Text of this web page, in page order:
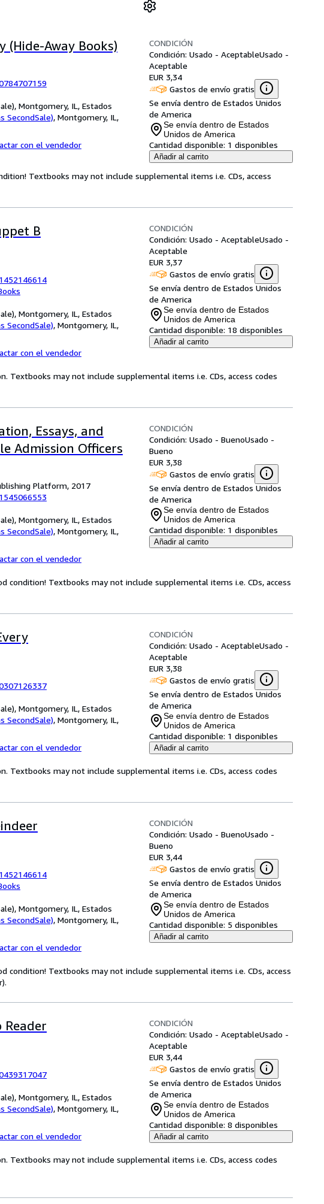
(Hide-Away Books)
Montgomery, IL, Estados
SecondSale), Montgomery, IL,
con el vendedor
CONDICIÓN
Condición: Usado - AceptableUsado -
Aceptable
EUR 3,34
Gastos de envío gratis
Se envía dentro de Estados Unidos
de America
Se envía dentro de Estados
Unidos de America
Cantidad disponible: 1 disponibles
Añadir al carrito
Textbooks may not include supplemental items i.e. CDs, access
B
Montgomery, IL, Estados
SecondSale), Montgomery, IL,
con el vendedor
CONDICIÓN
Condición: Usado - AceptableUsado -
Aceptable
EUR 3,37
Gastos de envío gratis
Se envía dentro de Estados Unidos
de America
Se envía dentro de Estados
Unidos de America
Cantidad disponible: 18 disponibles
Añadir al carrito
Textbooks may not include supplemental items i.e. CDs, access codes
Essays, and
Admission Officers
Platform, 2017
Montgomery, IL, Estados
SecondSale), Montgomery, IL,
con el vendedor
CONDICIÓN
Condición: Usado - BuenoUsado -
Bueno
EUR 3,38
Gastos de envío gratis
Se envía dentro de Estados Unidos
de America
Se envía dentro de Estados
Unidos de America
Cantidad disponible: 1 disponibles
Añadir al carrito
condition! Textbooks may not include supplemental items i.e. CDs, access
Montgomery, IL, Estados
SecondSale), Montgomery, IL,
con el vendedor
CONDICIÓN
Condición: Usado - AceptableUsado -
Aceptable
EUR 3,38
Gastos de envío gratis
Se envía dentro de Estados Unidos
de America
Se envía dentro de Estados
Unidos de America
Cantidad disponible: 1 disponibles
Añadir al carrito
Textbooks may not include supplemental items i.e. CDs, access codes
Montgomery, IL, Estados
SecondSale), Montgomery, IL,
con el vendedor
CONDICIÓN
Condición: Usado - BuenoUsado -
Bueno
EUR 3,44
Gastos de envío gratis
Se envía dentro de Estados Unidos
de America
Se envía dentro de Estados
Unidos de America
Cantidad disponible: 5 disponibles
Añadir al carrito
condition! Textbooks may not include supplemental items i.e. CDs, access
Reader
Montgomery, IL, Estados
SecondSale), Montgomery, IL,
con el vendedor
CONDICIÓN
Condición: Usado - AceptableUsado -
Aceptable
EUR 3,44
Gastos de envío gratis
Se envía dentro de Estados Unidos
de America
Se envía dentro de Estados
Unidos de America
Cantidad disponible: 8 disponibles
Añadir al carrito
Textbooks may not include supplemental items i.e. CDs, access codes